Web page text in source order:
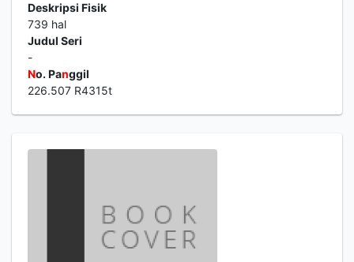
Deskripsi Fisik
739 hal
Judul Seri
-
No. Panggil
226.507 R4315t